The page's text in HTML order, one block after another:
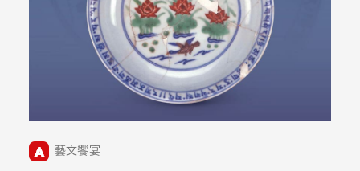
藝文饗宴